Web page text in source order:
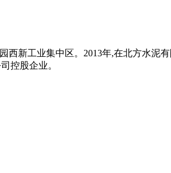
西新工业集中区。2013年,在北方水泥
控股企业。